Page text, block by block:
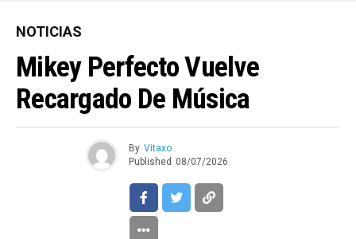
NOTICIAS
Mikey Perfecto Vuelve
Recargado De Música
By Vitaxo
Published 08/07/2026